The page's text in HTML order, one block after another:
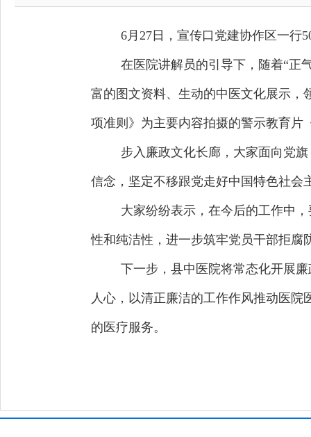
6月27日，宣传口党建协作区一行
在医院讲解员的引导下，随着“正
富的图文资料、生动的中医文化展示，
项准则》为主要内容拍摄的警示教育
步入廉政文化长廊，大家面向党
信念，坚定不移跟党走好中国特色社会
大家纷纷表示，在今后的工作中
性和纯洁性，进一步筑牢党员干部拒
下一步，县中医院将常态化开展
人心，以清正廉洁的工作作风推动医
的医疗服务。